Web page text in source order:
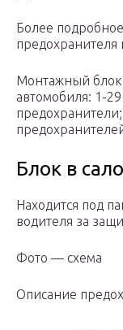
Более
предохранителя
Монтажный
автомобиля: 1-
Блок в
Находится под
водителя за
Фото — схема
Описание